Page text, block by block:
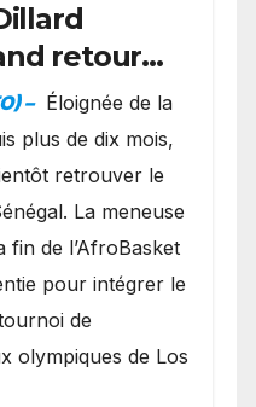
retour
?
– Éloignée de la
plus de dix mois,
retrouver le
La meneuse
fin de l’AfroBasket
pour intégrer le
de
olympiques de Los